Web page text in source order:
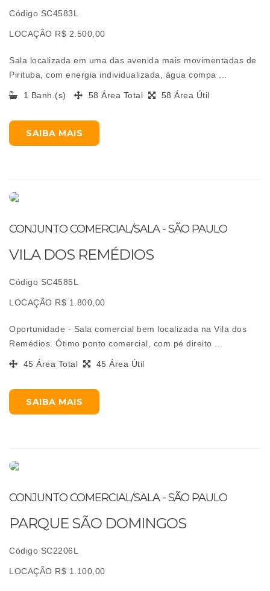
Código SC4583L
LOCAÇÃO R$ 2.500,00
Sala localizada em uma das avenida mais movimentadas de
Pirituba, com energia individualizada, água compa ...
1 Banh.(s) 58 Área Total 58 Área Útil
SAIBA MAIS
CONJUNTO COMERCIAL/SALA - SÃO PAULO
VILA DOS REMÉDIOS
Código SC4585L
LOCAÇÃO R$ 1.800,00
Oportunidade - Sala comercial bem localizada na Vila dos
Remédios. Ótimo ponto comercial, com pé direito ...
45 Área Total 45 Área Útil
SAIBA MAIS
CONJUNTO COMERCIAL/SALA - SÃO PAULO
PARQUE SÃO DOMINGOS
Código SC2206L
LOCAÇÃO R$ 1.100,00